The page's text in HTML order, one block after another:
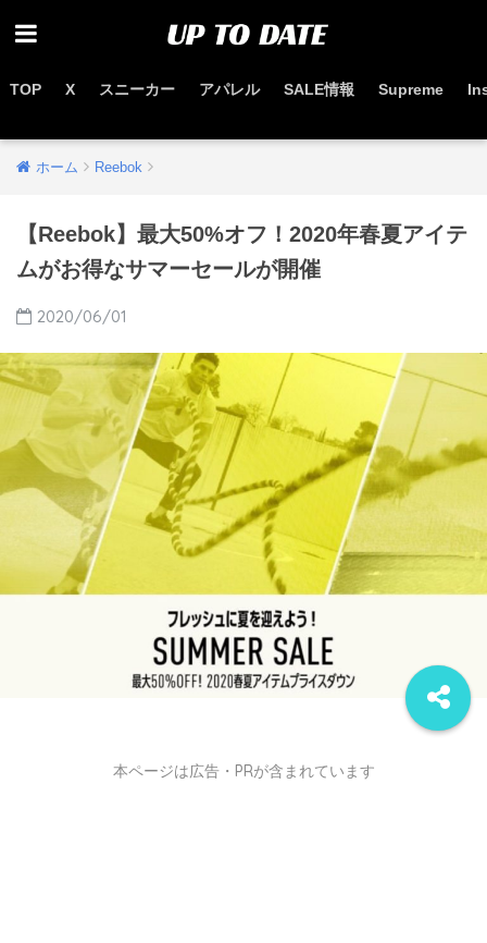
TOP X スニーカー アパレル SALE情報 Supreme
ホーム Reebok
【Reebok】最大50%オフ！2020年春夏アイテ
ムがお得なサマーセールが開催
2020/06/01
本ページは広告・PRが含まれています